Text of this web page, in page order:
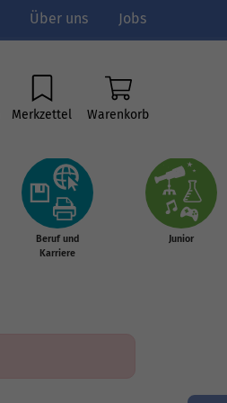
Über uns Jobs
Merkzettel Warenkorb
Beruf und
Karriere
Junior